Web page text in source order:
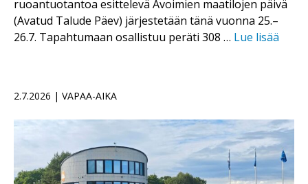
ruoantuotantoa esittelevä Avoimien maatilojen päivä
(Avatud Talude Päev) järjestetään tänä vuonna 25.–
26.7. Tapahtumaan osallistuu peräti 308 … Lue lisää
2.7.2026 | VAPAA-AIKA